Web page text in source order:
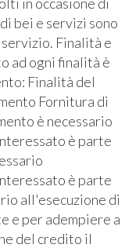
bei e servizi sono
Finalità e
ad ogni finalità è
Finalità del
Fornitura di
è necessario
è parte
è parte
all'esecuzione di
e per adempiere a
del credito il